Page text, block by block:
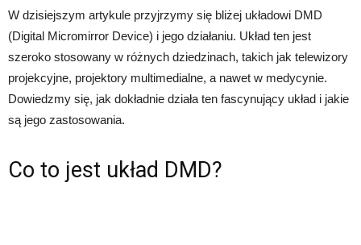
W dzisiejszym artykule przyjrzymy się bliżej układowi DMD
(Digital Micromirror Device) i jego działaniu. Układ ten jest
szeroko stosowany w różnych dziedzinach, takich jak telewizory
projekcyjne, projektory multimedialne, a nawet w medycynie.
Dowiedzmy się, jak dokładnie działa ten fascynujący układ i jakie
są jego zastosowania.
Co to jest układ DMD?